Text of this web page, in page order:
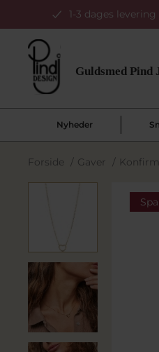
1-3 dages
Nyheder
Forside / Gaver /